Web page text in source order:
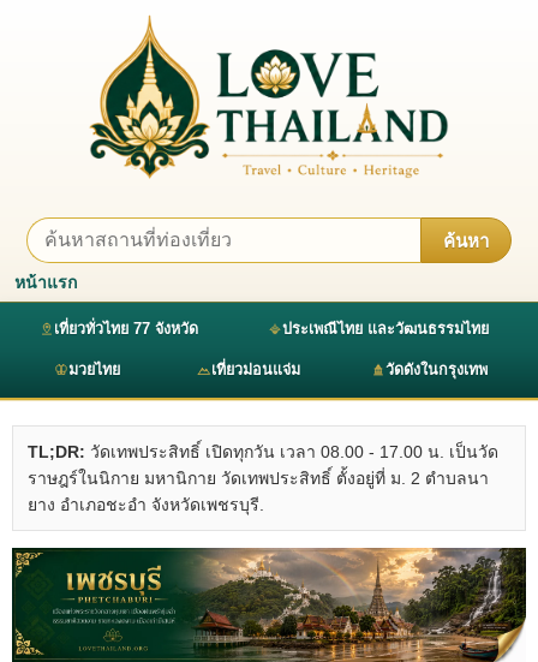
ค้นหา
หน้าแรก
เที่ยวทั่วไทย 77 จังหวัด ประเพณีไทย และวัฒนธรรมไทย
มวยไทย เที่ยวม่อนแจ่ม วัดดังในกรุงเทพ
TL;DR: วัดเทพประสิทธิ์ เปิดทุกวัน เวลา 08.00 - 17.00 น. เป็นวัด
ราษฎร์ในนิกาย มหานิกาย วัดเทพประสิทธิ์ ตั้งอยู่ที่ ม. 2 ตำบลนา
ยาง อำเภอชะอำ จังหวัดเพชรบุรี.